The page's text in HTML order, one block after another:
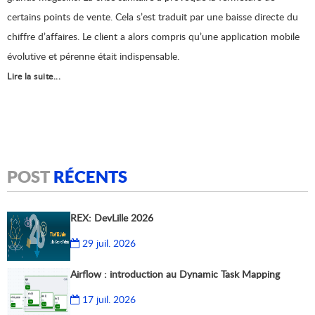
certains points de vente. Cela s’est traduit par une baisse directe du
chiffre d’affaires. Le client a alors compris qu’une application mobile
évolutive et pérenne était indispensable.
Lire la suite...
POST RÉCENTS
REX: DevLille 2026
29 juil. 2026
Airflow : introduction au Dynamic Task Mapping
17 juil. 2026